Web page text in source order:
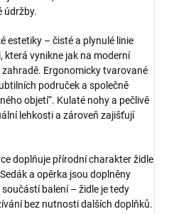
údržby.
estetiky – čisté a plynulé linie
která vynikne jak na moderní
Ergonomicky tvarované
područek a společně
objetí“. Kulaté nohy a pečlivě
lehkosti a zároveň zajišťují
doplňuje přírodní charakter židle
a opěrka jsou doplněny
balení – židle je tedy
bez nutnosti dalších doplňků.